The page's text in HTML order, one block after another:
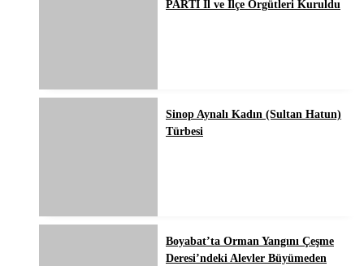
PARTİ İl ve İlçe Örgütleri Kuruldu
Sinop Aynalı Kadın (Sultan Hatun)
Türbesi
Boyabat’ta Orman Yangını Çeşme
Deresi’ndeki Alevler Büyümeden